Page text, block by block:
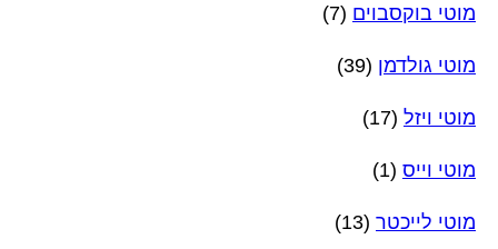
מוטי בוקסבוים (7)
מוטי גולדמן (39)
מוטי ויזל (17)
מוטי וייס (1)
מוטי לייכטר (13)